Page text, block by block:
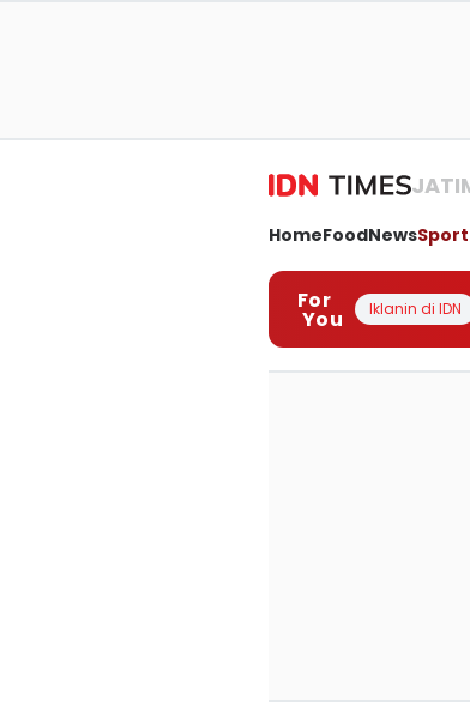
HomeFoodNewsSport
For
You Iklanin di IDN